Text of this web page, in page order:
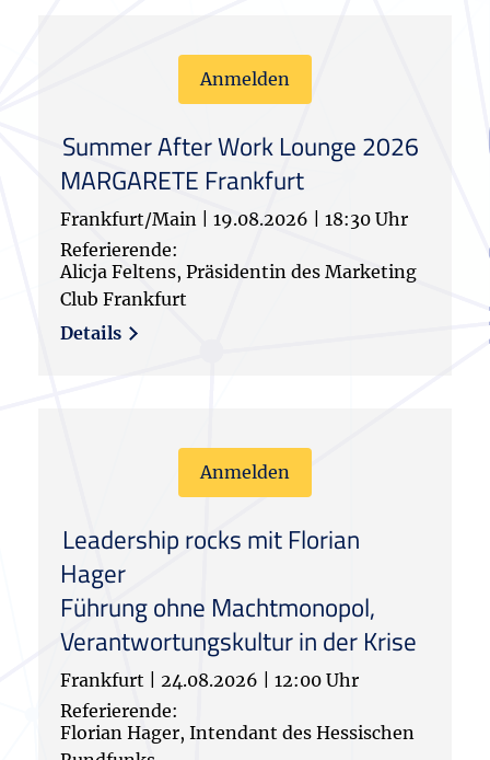
Anmelden
Summer After Work Lounge 2026
MARGARETE Frankfurt
Frankfurt/Main 19.08.2026
18:30 Uhr
Referierende:
Alicja Feltens, Präsidentin des Marketing
Club Frankfurt
Details
Anmelden
Leadership rocks mit Florian
Hager
Führung ohne Machtmonopol,
Verantwortungskultur in der Krise
Frankfurt 24.08.2026
12:00 Uhr
Referierende:
Florian Hager, Intendant des Hessischen